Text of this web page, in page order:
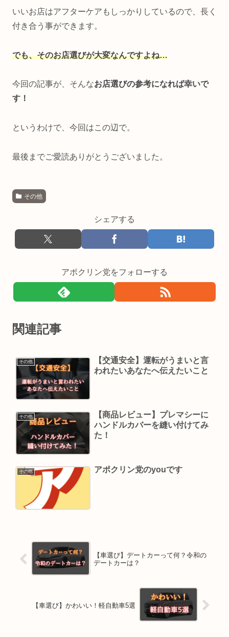
いいお店はアフターケアもしっかりしているので、長く
付き合う事ができます。
でも、そのお店選びが大変なんですよね…
今回の記事が、そんなお店選びの参考になれば幸いで
す！
というわけで、今回はこの辺で。
最後までご愛読ありがとうございました。
その他
シェアする
アポクリン党をフォローする
関連記事
その他
【交通安全】運転がうまいと言
われたいあなたへ伝えたいこと
その他
【商品レビュー】プレマシーに
ハンドルカバーを縫い付けてみ
た！
その他 アポクリン党のyouです
【車選び】デートカーって何？令和の
デートカーは？
【車選び】かわいい！軽自動車5選